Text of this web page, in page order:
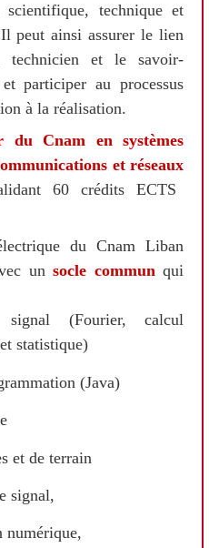
technique et
peut ainsi assurer le lien
technicien et le savoir-
participer au processus
à la réalisation.
du Cnam en systèmes
et réseaux
60 crédits ECTS
du Cnam Liban
un socle communqui
signal (Fourier, calcul
statistique)
(Java)
et de terrain
signal,
numérique,